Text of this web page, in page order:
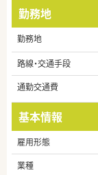
勤務地
勤務地
路線・交通手段
通勤交通費
基本情報
雇用形態
業種